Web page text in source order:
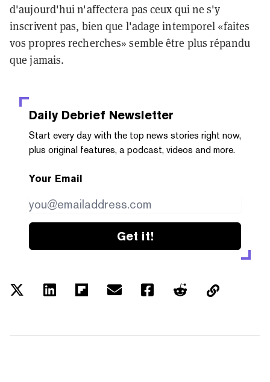
d'aujourd'hui n'affectera pas ceux qui ne s'y
inscrivent pas, bien que l'adage intemporel «faites
vos propres recherches» semble être plus répandu
que jamais.
Daily Debrief Newsletter
Start every day with the top news stories right now,
plus original features, a podcast, videos and more.
Your Email
Get it!